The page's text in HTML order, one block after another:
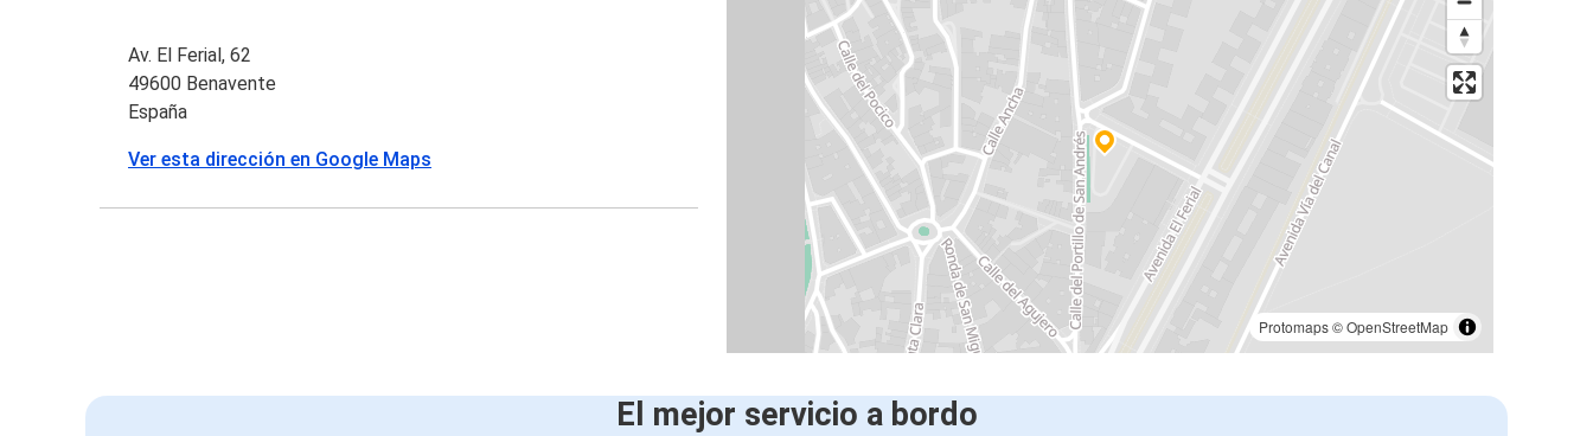
Protomaps©OpenStreetMap
Av. El Ferial, 62
49600 Benavente
España
Ver esta dirección en Google Maps
El mejor servicio a bordo